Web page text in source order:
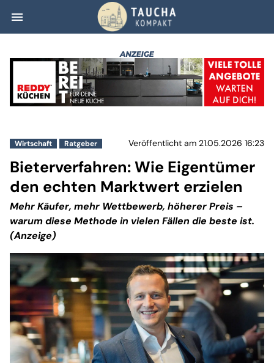
menu Bieterverfahren:
Wirtschaft Ratgeber Veröffentlicht am 21.05.2026 16:23
Bieterverfahren: Wie Eigentümer
den echten Marktwert erzielen
Mehr Käufer, mehr Wettbewerb, höherer Preis –
warum diese Methode in vielen Fällen die beste ist.
(Anzeige)